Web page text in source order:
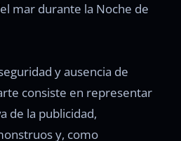
mar durante la Noche de
y ausencia de
consiste en representar
de la publicidad,
y, como